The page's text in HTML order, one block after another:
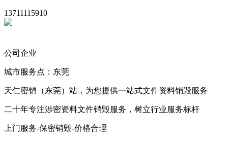
13711115910
公司企业
城市服务点：东莞
天仁密销（东莞）站，为您提供一站式文件资料销毁服务
二十年专注涉密资料文件销毁服务，树立行业服务标杆
上门服务-保密销毁-价格合理